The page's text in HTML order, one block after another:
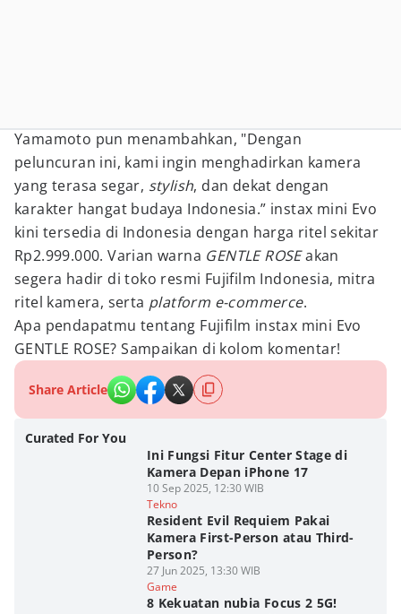
Yamamoto pun menambahkan, "Dengan
peluncuran ini, kami ingin menghadirkan kamera
yang terasa segar, stylish, dan dekat dengan
karakter hangat budaya Indonesia.” instax mini Evo
kini tersedia di Indonesia dengan harga ritel sekitar
Rp2.999.000. Varian warna GENTLE ROSEakan
segera hadir di toko resmi Fujifilm Indonesia, mitra
ritel kamera, serta platform e-commerce.
Apa pendapatmu tentang Fujifilm instax mini Evo
GENTLE ROSE? Sampaikan di kolom komentar!
Share Article
Curated For You
Ini Fungsi Fitur Center Stage di
Kamera Depan iPhone 17
10 Sep 2025, 12:30 WIB
Tekno
Resident Evil Requiem Pakai
Kamera First-Person atau Third-
Person?
27 Jun 2025, 13:30 WIB
Game
8 Kekuatan nubia Focus 2 5G!